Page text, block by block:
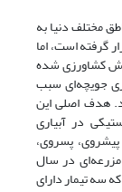
مختلف دنیا به
است، اما
کشاورزی شده
جویچه‌ای سبب
هدف اصلی این
در آبیاری
پسروی،
در سال
سه تیمار دارای